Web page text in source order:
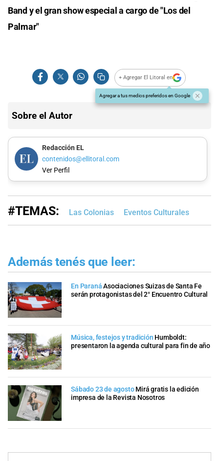
Band y el gran show especial a cargo de "Los del
Palmar"
+ Agregar El Litoral en
Agregar a tus medios preferidos en Google
Sobre el Autor
Redacción EL
contenidos@ellitoral.com
Ver Perfil
#TEMAS: Las Colonias Eventos Culturales
Además tenés que leer:
En ParanáAsociaciones Suizas de Santa Fe
serán protagonistas del 2° Encuentro Cultural
Música, festejos y tradición Humboldt:
presentaron la agenda cultural para fin de año
Sábado 23 de agosto Mirá gratis la edición
impresa de la Revista Nosotros